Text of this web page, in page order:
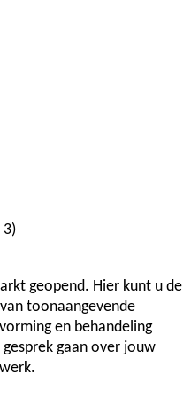
3)
geopend. Hier kunt u de
toonaangevende
en behandeling
gaan over jouw